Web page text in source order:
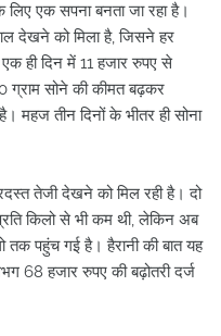
एक सपना बनता जा रहा है।
देखने को मिला है, जिसने हर
ही दिन में 11 हजार रुपए से
ग्राम सोने की कीमत बढ़कर
तीन दिनों के भीतर ही सोना
तेजी देखने को मिल रही है। दो
किलो से भी कम थी, लेकिन अब
पहुंच गई है। हैरानी की बात यह
68 हजार रुपए की बढ़ोतरी दर्ज